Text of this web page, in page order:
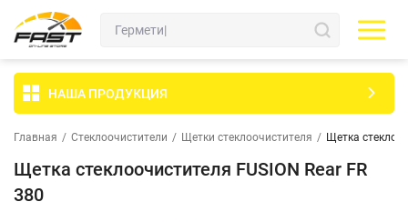
НАША ПРОДУКЦИЯ
Главная / Стеклоочистители / Щетки стеклоочистителя / Щетка
Щетка стеклоочистителя FUSION Rear FR
380